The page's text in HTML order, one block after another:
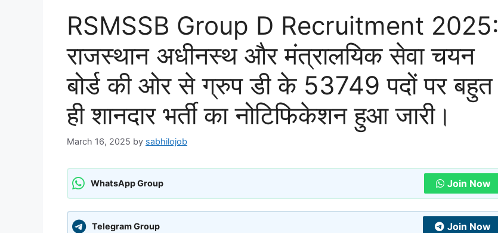
RSMSSB Group D Recruitment 2025:
राजस्थान अधीनस्थ और मंत्रालयिक सेवा चयन
बोर्ड की ओर से ग्रुप डी के 53749 पदों पर बहुत
ही शानदार भर्ती का नोटिफिकेशन हुआ जारी।
March 16, 2025 by sabhilojob
WhatsApp Group Join Now
Telegram Group Join Now